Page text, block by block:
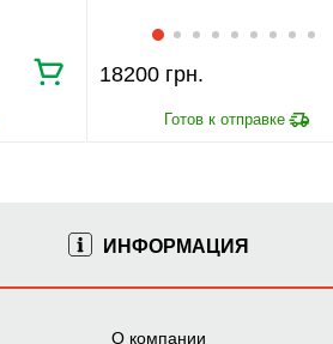
18200 грн.
ИНФОРМАЦИЯ
О компании